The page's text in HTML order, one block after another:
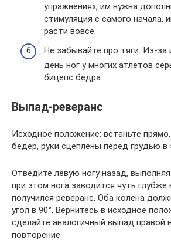
упражнениях, им нужна
стимуляция с самого начала,
расти вовсе.
Не забывайте про тяги. Из-за
день ног у многих атлетов
бицепс бедра.
Выпад-реверанс
Исходное положение: встаньте
бедер, руки сцеплены перед грудью в
Отведите левую ногу назад,
при этом нога заводится чуть
получился реверанс. Оба колена
угол в 90°. Вернитесь в исходное
сделайте аналогичный выпад правой
повторение.